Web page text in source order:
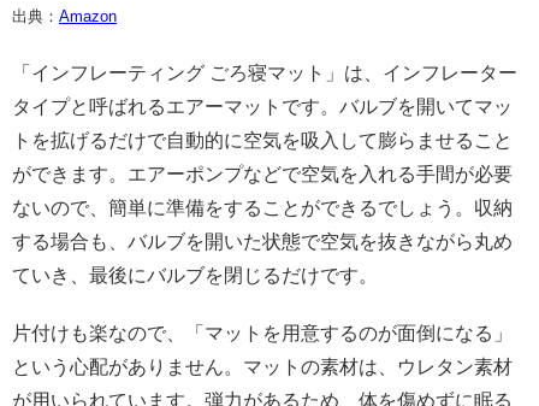
出典： Amazon
「インフレーティング ごろ寝マット」は、インフレーター
タイプと呼ばれるエアーマットです。バルブを開いてマッ
トを拡げるだけで自動的に空気を吸入して膨らませること
ができます。エアーポンプなどで空気を入れる手間が必要
ないので、簡単に準備をすることができるでしょう。収納
する場合も、バルブを開いた状態で空気を抜きながら丸め
ていき、最後にバルブを閉じるだけです。
片付けも楽なので、「マットを用意するのが面倒になる」
という心配がありません。マットの素材は、ウレタン素材
が用いられています。弾力があるため、体を傷めずに眠る